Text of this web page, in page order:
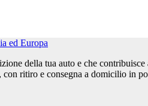
della tua auto e che contribuisce
ritiro e consegna a domicilio in